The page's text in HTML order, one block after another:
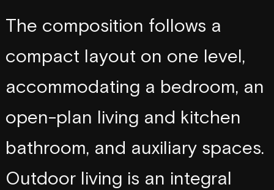
The composition follows a
clear,
compact layout on one level,
accommodating a bedroom, an
open-plan living and kitchen
area, a
bathroom, and auxiliary spaces.
Outdoor living is an integral